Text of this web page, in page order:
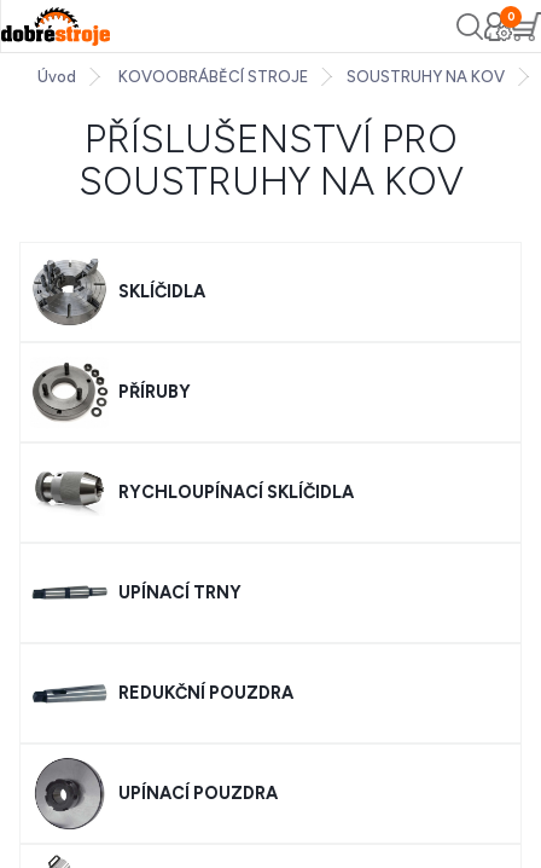
0
Úvod KOVOOBRÁBĚCÍ STROJE SOUSTRUHY NA KOV
PŘÍSLUŠENSTVÍ PRO
SOUSTRUHY NA KOV
SKLÍČIDLA
PŘÍRUBY
RYCHLOUPÍNACÍ SKLÍČIDLA
UPÍNACÍ TRNY
REDUKČNÍ POUZDRA
UPÍNACÍ POUZDRA